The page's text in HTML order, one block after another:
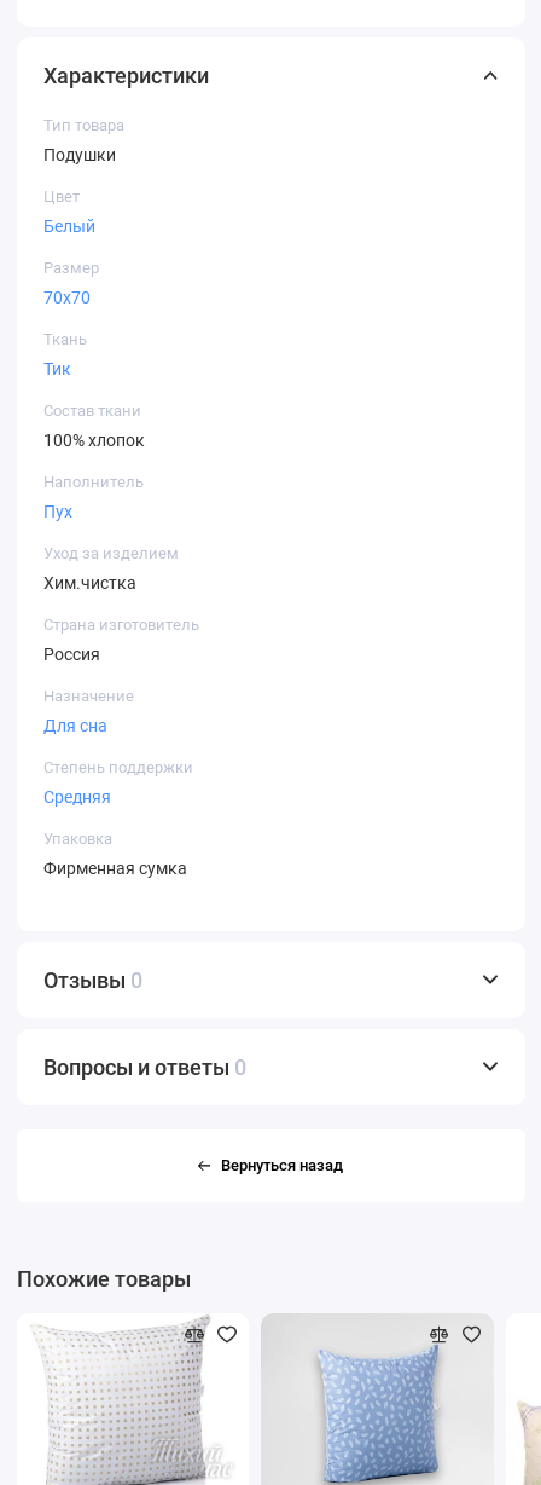
Характеристики
Тип товара
Подушки
Цвет
Белый
Размер
70х70
Ткань
Тик
Состав ткани
100% хлопок
Наполнитель
Пух
Уход за изделием
Хим.чистка
Страна изготовитель
Россия
Назначение
Для сна
Степень поддержки
Средняя
Упаковка
Фирменная сумка
Отзывы 0
Вопросы и ответы 0
Вернуться назад
Похожие товары